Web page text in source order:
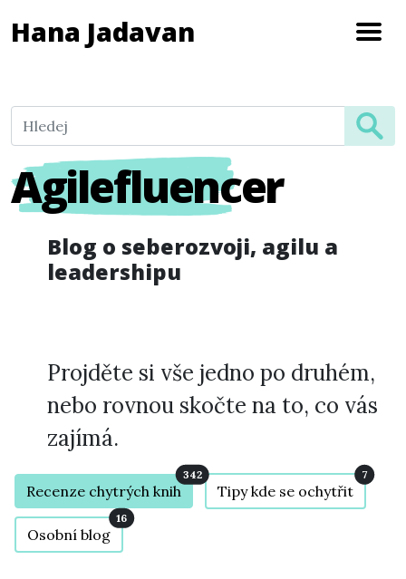
Hana Jadavan
Agilefluencer
Blog o seberozvoji, agilu a
leadershipu
Projděte si vše jedno po druhém,
nebo rovnou skočte na to, co vás
zajímá.
Recenze chytrých knih
342
Tipy kde se ochytřit
7
Osobní blog
16